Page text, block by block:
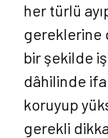
her türlü
gereklerine
bir şekilde
dâhilinde
koruyup
gerekli